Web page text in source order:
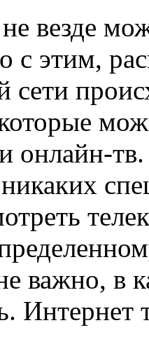
везде
с этим,
сети
онлайн-
никаких
важно, в
Интернет